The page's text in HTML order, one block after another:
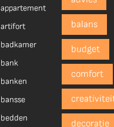
appartement
artifort
badkamer
bank
banken
bansse
bedden
balans
budget
comfort
decoratie